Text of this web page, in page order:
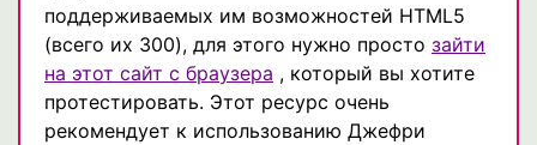
поддерживаемых им возможностей HTML5
(всего их 300), для этого нужно просто зайти
на этот сайт с браузера , который вы хотите
протестировать. Этот ресурс очень
рекомендует к использованию Джефри